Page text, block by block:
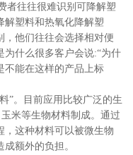
者往往很难识别可降解塑
解塑料和热氧化降解塑
，他们往往会选择相对便
什么很多客户会说:“为什
不能在这样的产品上标
”。目前应用比较广泛的生
米等生物材料制成。通过
，这种材料可以被微生物
额外的负担。